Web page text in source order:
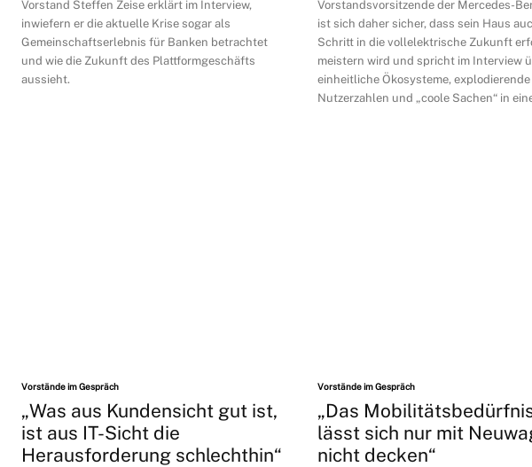
Vorstand Steffen Zeise erklärt im Interview,
inwiefern er die aktuelle Krise sogar als
Gemeinschaftserlebnis für Banken betrachtet
und wie die Zukunft des Plattformgeschäfts
aussieht.
Vorstandsvorsitzende der Mercedes-
ist sich daher sicher, dass sein Haus
Schritt in die vollelektrische Zukunft
meistern wird und spricht im Interview
einheitliche Ökosysteme, explodierende
Nutzerzahlen und „coole Sachen“ in
Vorstände im Gespräch
„Was aus Kundensicht gut ist,
ist aus IT-Sicht die
Herausforderung schlechthin“
Vorstände im Gespräch
„Das
lässt sich nur mit
nicht decken“